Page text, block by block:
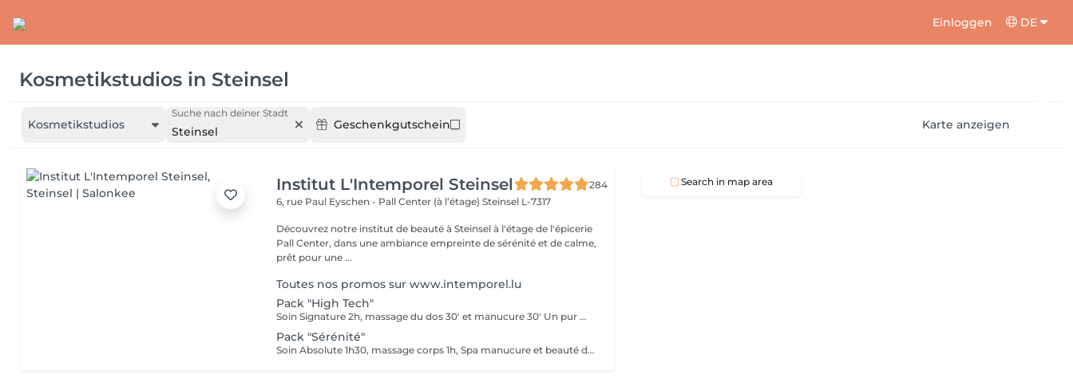
Einloggen DE
Kosmetikstudios in Steinsel
Kosmetikstudios
Suche nach deiner Stadt
Steinsel Geschenkgutschein Karte anzeigen
Institut L'Intemporel Steinsel
284
6, rue Paul Eyschen - Pall Center (à l’étage)Steinsel L-7317
Découvrez notre institut de beauté à Steinsel à l'étage de l'épicerie
Pall Center, dans une ambiance empreinte de sérénité et de calme,
prêt pour une ...
Toutes nos promos sur www.intemporel.lu
Pack "High Tech"
Soin Signature 2h, massage du dos 30' et manucure 30' Un pur moment de détente et de déconnection complète
Pack "Sérénité"
Soin Absolute 1h30, massage corps 1h, Spa manucure et beauté des pieds Le luxe, le calme et la détente, magique ...
Search in map area